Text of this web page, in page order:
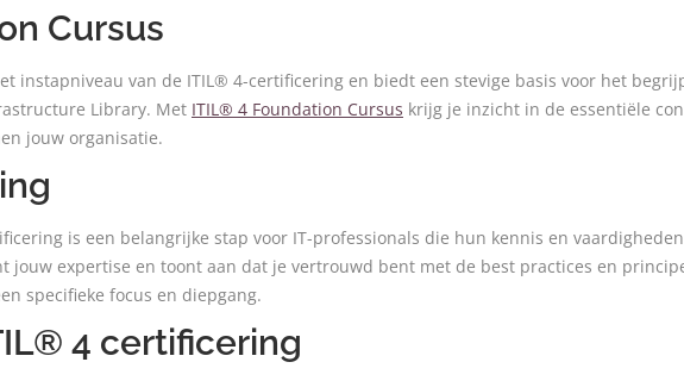
Cursus
instapniveau van de ITIL® 4-certificering en biedt een stevige basis voor het
Library. Met ITIL® 4 Foundation Cursus krijg je inzicht in de essentiële
jouw organisatie.
is een belangrijke stap voor IT-professionals die hun kennis en
jouw expertise en toont aan dat je vertrouwd bent met de best practices en
specifieke focus en diepgang.
4 certificering